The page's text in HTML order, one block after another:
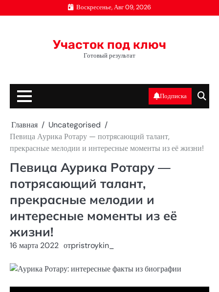
к
Воскресенье, Авг 09, 2026
Участок под ключ
Готовый результат
Подписка
Главная
Uncategorised
Певица Аурика Ротару — потрясающий талант,
прекрасные мелодии и интересные моменты из её жизни!
Певица Аурика Ротару —
потрясающий талант,
прекрасные мелодии и
интересные моменты из её
жизни!
16 марта 2022 отpristroykin_